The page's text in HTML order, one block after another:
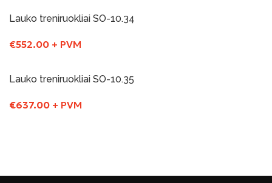
Lauko treniruokliai SO-10.34
€552.00 + PVM
Lauko treniruokliai SO-10.35
€637.00 + PVM